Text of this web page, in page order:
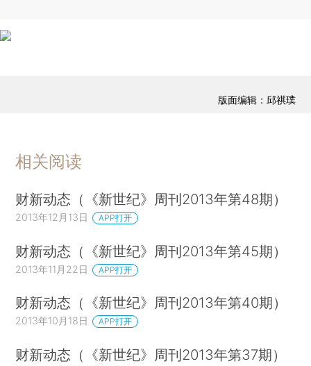
版面编辑：邱祺璞
相关阅读
财新动态（《新世纪》周刊2013年第48期）
2013年12月13日 APP打开
财新动态（《新世纪》周刊2013年第45期）
2013年11月22日 APP打开
财新动态（《新世纪》周刊2013年第40期）
2013年10月18日 APP打开
财新动态（《新世纪》周刊2013年第37期）